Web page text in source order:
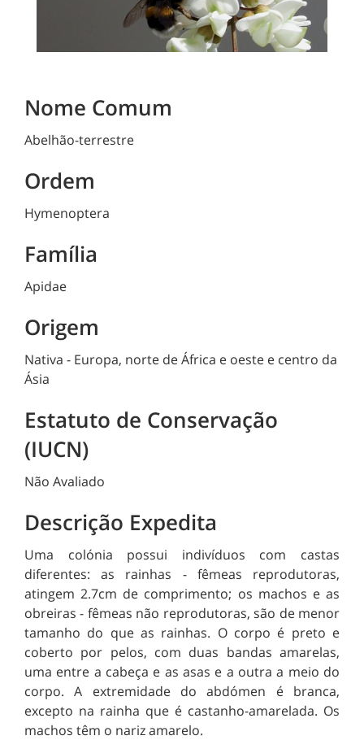
Nome Comum
Abelhão-terrestre
Ordem
Hymenoptera
Família
Apidae
Origem
Nativa - Europa, norte de África e oeste e centro da
Ásia
Estatuto de Conservação
(IUCN)
Não Avaliado
Descrição Expedita
Uma colónia possui indivíduos com castas
diferentes: as rainhas - fêmeas reprodutoras,
atingem 2.7cm de comprimento; os machos e as
obreiras - fêmeas não reprodutoras, são de menor
tamanho do que as rainhas. O corpo é preto e
coberto por pelos, com duas bandas amarelas,
uma entre a cabeça e as asas e a outra a meio do
corpo. A extremidade do abdómen é branca,
excepto na rainha que é castanho-amarelada. Os
machos têm o nariz amarelo.